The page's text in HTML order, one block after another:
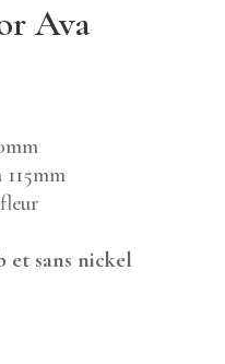
Ava
115mm
et sans nickel